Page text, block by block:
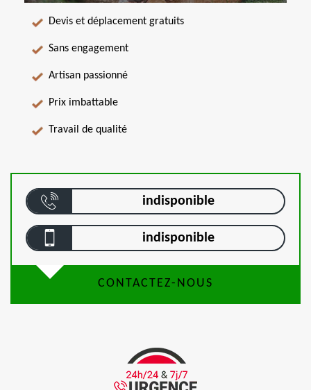
Devis et déplacement gratuits
Sans engagement
Artisan passionné
Prix imbattable
Travail de qualité
indisponible
indisponible
CONTACTEZ-NOUS